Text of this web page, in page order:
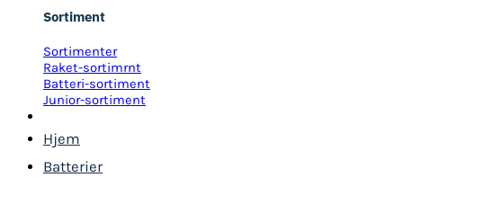
Sortiment
Sortimenter
Raket-sortimrnt
Batteri-sortiment
Junior-sortiment
Hjem
Batterier